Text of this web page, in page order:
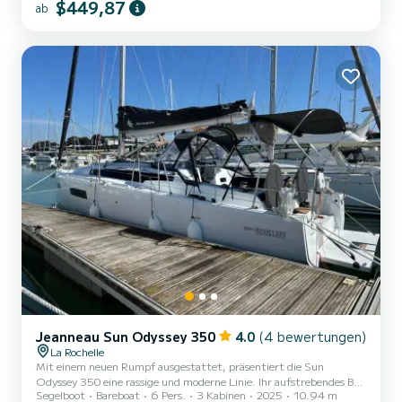
einem Mercury 115 PS Verdeck segeln. Das Boot verfügt über
ab $449,87
Jeanneau Sun Odyssey 350 4.0 (4 bewertungen)
La Rochelle
Mit einem neuen Rumpf ausgestattet, präsentiert die Sun
Odyssey 350 eine rassige und moderne Linie. Ihr aufstrebendes Bug
erleichtert das Manövrieren im Hafen und das Wenden bei leichtem
Segelboot Bareboat 6 Pers. 3 Kabinen 2025 10.94 m